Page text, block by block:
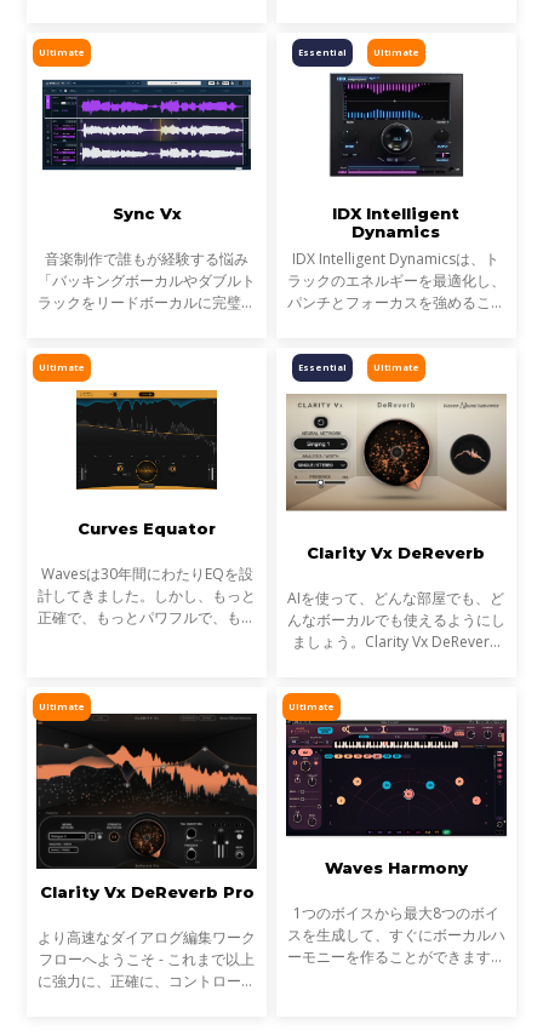
イブ音声のトリートメントに最適
です。
げてきました。そして、ついに
EQにも革命が起こります。
Ultimate
Sync Vx
音楽制作で誰もが経験する悩み
「バッキングボーカルやダブルト
ラックをリードボーカルに完璧に
ックが、プロフェッショナルな仕
上がりとアマチュア感の分
Ultimate
Essential
IDX Intelligent
Dynamics
IDX Intelligent Dynamicsは、ト
ラックのエネルギーを最適化し、
パンチとフォーカスを強めること
Ultimate
Curves Equator
Wavesは30年間にわたりEQを設
計してきました。しかし、もっと
正確で、もっとパワフルで、もっ
ローのほとんどすべての面
Ultimate
Essential
Clarity Vx DeReverb
AIを使って、どんな部屋でも、ど
んなボーカルでも使えるようにし
ましょう。Clarity Vx DeReverb
ダイアログのレコーディングを瞬
時に、最高の忠実度で
Ultimate
Clarity Vx DeReverb Pro
より高速なダイアログ編集ワーク
フローへようこそ - これまで以上
に強力に、正確に、コントロール
Ultimate
Waves Harmony
1つのボイスから最大8つのボイ
スを生成して、すぐにボーカルハ
ーモニーを作ることができます。